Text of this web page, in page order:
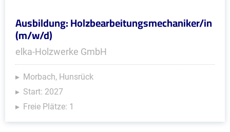
Ausbildung: Holzbearbeitungsmechaniker/in
(m/w/d)
elka-Holzwerke GmbH
Morbach, Hunsrück
Start: 2027
Freie Plätze: 1